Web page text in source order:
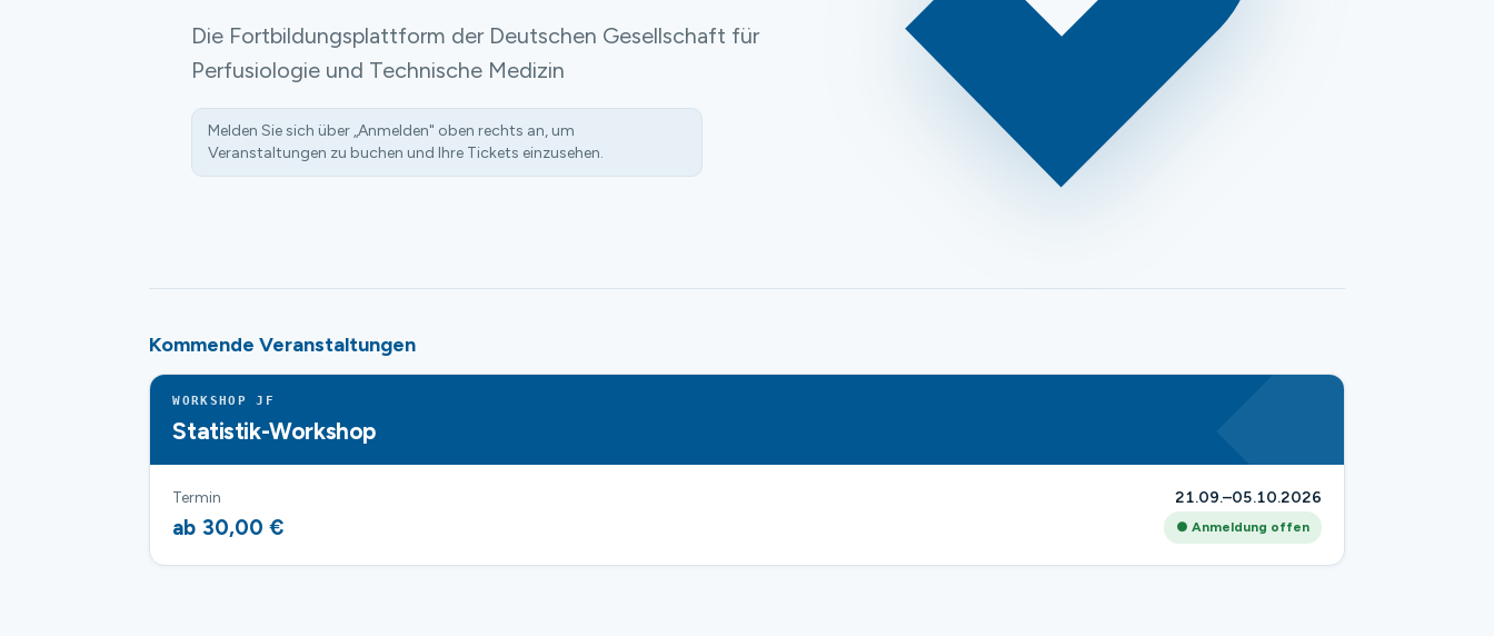
Die Fortbildungsplattform der Deutschen Gesellschaft für
Perfusiologie und Technische Medizin
Melden Sie sich über „Anmelden" oben rechts an, um
Veranstaltungen zu buchen und Ihre Tickets einzusehen.
Kommende Veranstaltungen
WORKSHOP JF
Statistik-Workshop
Termin 21.09.–05.10.2026
ab 30,00 € ● Anmeldung offen